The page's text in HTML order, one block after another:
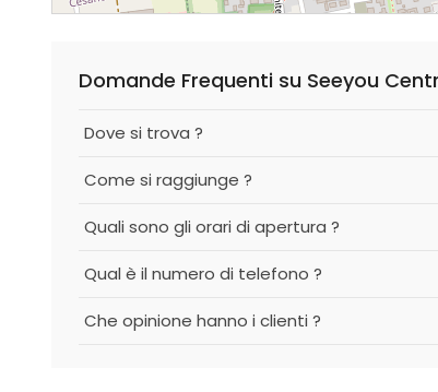
Domande Frequenti su Seeyou
Dove si trova ?
Come si raggiunge ?
Quali sono gli orari di apertura ?
Qual è il numero di telefono ?
Che opinione hanno i clienti ?